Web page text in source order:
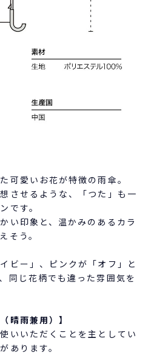
可愛いお花が特徴の雨傘。
させるような、「つた」も一
です。
い印象と、温かみのあるカラ
そう。
ビー」、ピンクが「オフ」と
同じ花柄でも違った雰囲気を
晴雨兼用）】
いいただくことを主としてい
あります。